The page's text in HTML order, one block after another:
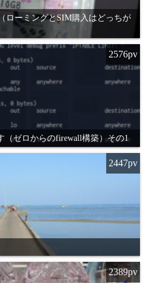
ローミングとSIM購入はどっちが
（ゼロからのfirewall構築）その1
2576pv
2447pv
2389pv